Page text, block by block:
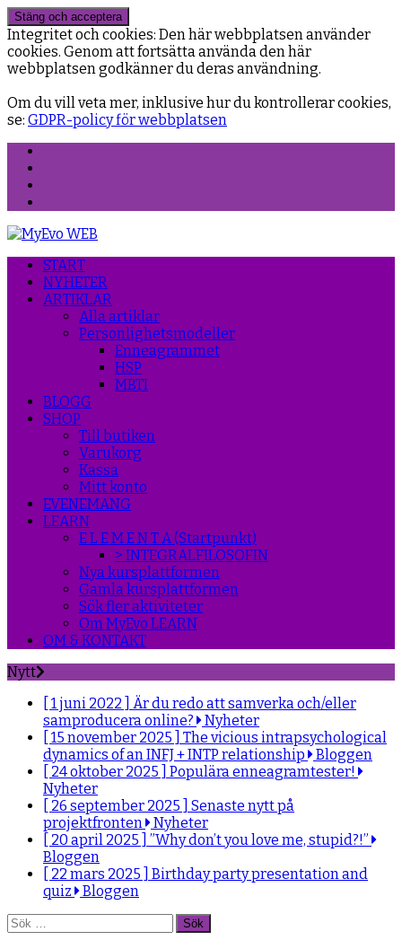
Integritet och cookies: Den här webbplatsen använder
cookies. Genom att fortsätta använda den här
webbplatsen godkänner du deras användning.
Om du vill veta mer, inklusive hur du kontrollerar cookies,
se: GDPR-policy för webbplatsen
START
NYHETER
ARTIKLAR
Alla artiklar
Personlighetsmodeller
Enneagrammet
HSP
MBTI
BLOGG
SHOP
Till butiken
Varukorg
Kassa
Mitt konto
EVENEMANG
LEARN
E L E M E N T A (Startpunkt)
> INTEGRALFILOSOFIN
Nya kursplattformen
Gamla kursplattformen
Sök fler aktiviteter
Om MyEvo LEARN
OM & KONTAKT
Nytt
[ 1 juni 2022 ] Är du redo att samverka och/eller
samproducera online?
Nyheter
[ 15 november 2025 ] The vicious intrapsychological
dynamics of an INFJ + INTP relationship
Bloggen
[ 24 oktober 2025 ] Populära enneagramtester!
Nyheter
[ 26 september 2025 ] Senaste nytt på
projektfronten
Nyheter
[ 20 april 2025 ] ”Why don’t you love me, stupid?!”
Bloggen
[ 22 mars 2025 ] Birthday party presentation and
quiz
Bloggen
Sök
efter: